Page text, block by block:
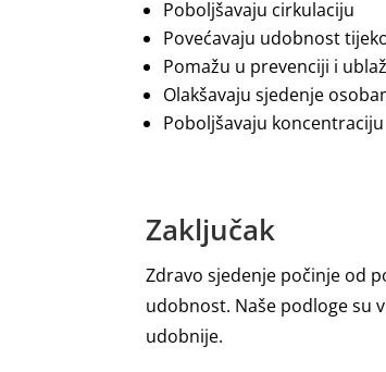
Poboljšavaju cirkulaciju
Povećavaju udobnost
Pomažu u prevenciji i
Olakšavaju sjedenje
Poboljšavaju koncentraciju
Zaključak
Zdravo sjedenje počinje od
udobnost. Naše podloge su
udobnije.